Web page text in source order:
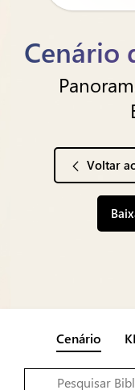
Cenário
Voltar
Cenário